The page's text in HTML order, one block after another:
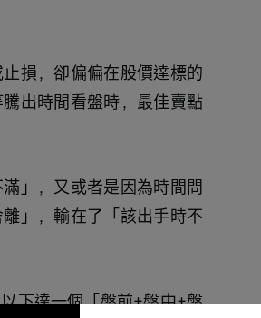
損，卻偏偏在股價達標的
出時間看盤時，最佳賣點
」，又或者是因為時間問
」，輸在了「該出手時不
下達一個「盤前+盤中+盤